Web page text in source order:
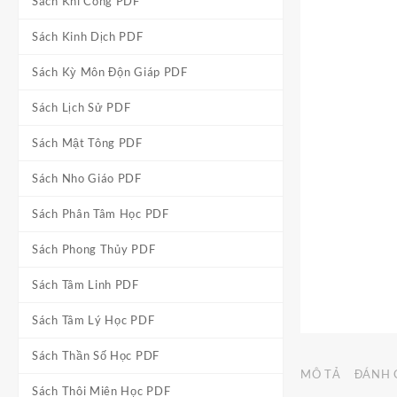
Sách Kinh Dịch PDF
Sách Kỳ Môn Độn Giáp PDF
Sách Lịch Sử PDF
Sách Mật Tông PDF
Sách Nho Giáo PDF
Sách Phân Tâm Học PDF
Sách Phong Thủy PDF
Sách Tâm Linh PDF
Sách Tâm Lý Học PDF
Sách Thần Số Học PDF
Sách Thôi Miên Học PDF
MÔ TẢ ĐÁNH